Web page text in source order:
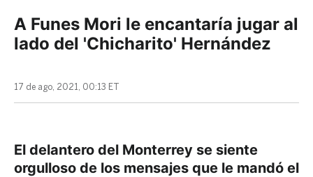
A Funes Mori le encantaría jugar al
lado del 'Chicharito' Hernández
17 de ago, 2021, 00:13 ET
El delantero del Monterrey se siente
orgulloso de los mensajes que le mandó el